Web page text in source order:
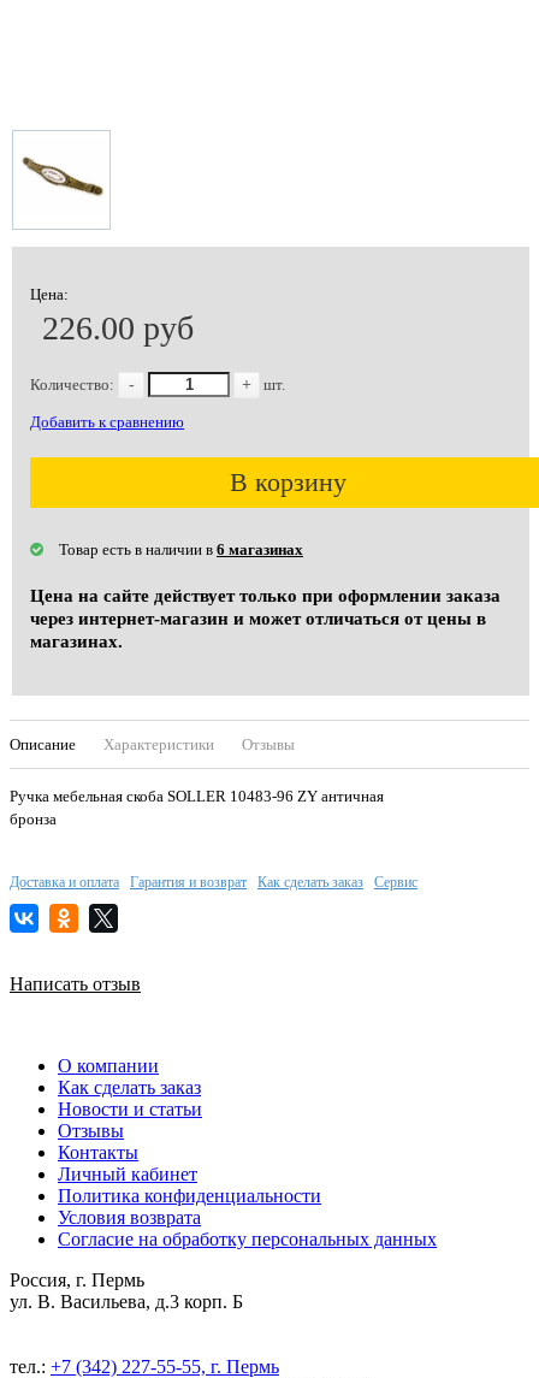
Цена:
226.00 руб
Количество: - + шт.
Добавить к сравнению
В корзину
Товар есть в наличии в 6 магазинах
Цена на сайте действует только при оформлении заказа
через интернет-магазин и может отличаться от цены в
магазинах.
Описание Характеристики Отзывы
Ручка мебельная скоба SOLLER 10483-96 ZY античная
бронза
Доставка и оплата Гарантия и возврат Как сделать заказ Сервис
Написать отзыв
О компании
Как сделать заказ
Новости и статьи
Отзывы
Контакты
Личный кабинет
Политика конфиденциальности
Условия возврата
Согласие на обработку персональных данных
Россия, г. Пермь
ул. В. Васильева, д.3 корп. Б
тел.: +7 (342) 227-55-55, г. Пермь